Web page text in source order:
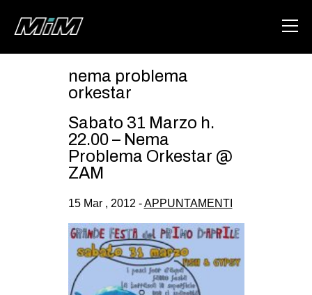
ABOUT
AREA
GAZA FREESTYLE
CSOA LAMBRETTA
MSM
STUDENTI TSUNAMI
ZAM
nema problema
orkestar
Sabato 31 Marzo h.
22.00 – Nema
Problema Orkestar @
ZAM
15 Mar , 2012 -APPUNTAMENTI